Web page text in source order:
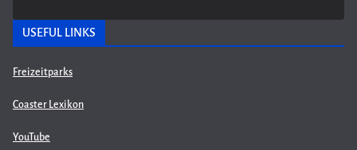
USEFUL LINKS
Freizeitparks
Coaster Lexikon
YouTube